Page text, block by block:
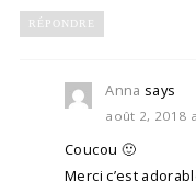
RÉPONDRE
Anna says
août 2, 2018
Coucou 🙂
Merci c’est